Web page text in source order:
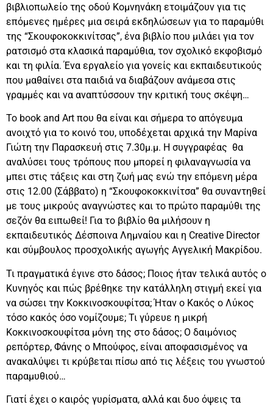
βιβλιοπωλείο της οδού Κομνηνάκη ετοιμάζουν για τις
επόμενες ημέρες μια σειρά εκδηλώσεων για το παραμύθι
της “Σκουφοκοκκινίτσας”, ένα βιβλίο που μιλάει για τον
ρατσισμό στα κλασικά παραμύθια, τον σχολικό εκφοβισμό
και τη φιλία.Ένα εργαλείο για γονείς και εκπαιδευτικούς
που μαθαίνει στα παιδιά να διαβάζουν ανάμεσα στις
γραμμές και να αναπτύσσουν την κριτική τους σκέψη…
Το book and Art που θα είναι και σήμερα το απόγευμα
ανοιχτό για το κοινό του, υποδέχεται αρχικά την Μαρίνα
Γιώτη την Παρασκευή στις 7.30μ.μ. Η συγγραφέας θα
αναλύσει τους τρόπους που μπορεί η φιλαναγνωσία να
μπει στις τάξεις και στη ζωή μας ενώ την επόμενη μέρα
στις 12.00 (Σάββατο) η “Σκουφοκοκκινίτσα” θα συναντηθεί
με τους μικρούς αναγνώστες και το πρώτο παραμύθι της
σεζόν θα ειπωθεί! Για το βιβλίο θα μιλήσουν η
εκπαιδευτικός Δέσποινα Λημναίου και η Creative Director
και σύμβουλος προσχολικής αγωγής Αγγελική Μακρίδου.
Τι πραγματικά έγινε στο δάσος; Ποιος ήταν τελικά αυτός ο
Κυνηγός και πώς βρέθηκε την κατάλληλη στιγμή εκεί για
να σώσει την Κοκκινοσκουφίτσα; Ήταν ο Κακός ο Λύκος
τόσο κακός όσο νομίζουμε; Τι γύρευε η μικρή
Κοκκινοσκουφίτσα μόνη της στο δάσος; Ο δαιμόνιος
ρεπόρτερ, Φάνης ο Μπούφος, είναι αποφασισμένος να
ανακαλύψει τι κρύβεται πίσω από τις λέξεις του γνωστού
παραμυθιού…
Γιατί έχει ο καιρός γυρίσματα, αλλά και δυο όψεις τα